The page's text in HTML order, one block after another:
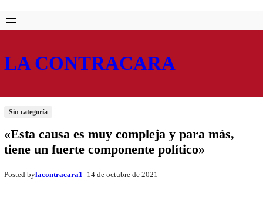
Saltar
al
Skip
to
LA CONTRACARA
Sin categoría
«Esta causa es muy compleja y para más,
tiene un fuerte componente político»
Posted bylacontracara1–14 de octubre de 2021